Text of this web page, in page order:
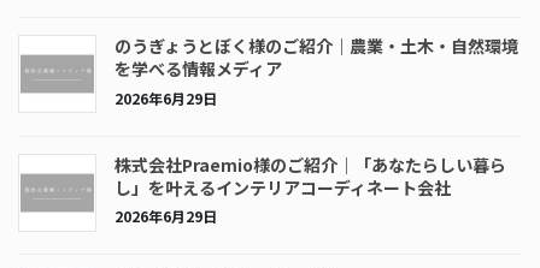
のうぎょうとぼく様のご紹介｜農業・土木・自然環境
を学べる情報メディア
2026年6月29日
株式会社Praemio様のご紹介｜「あなたらしい暮ら
し」を叶えるインテリアコーディネート会社
2026年6月29日